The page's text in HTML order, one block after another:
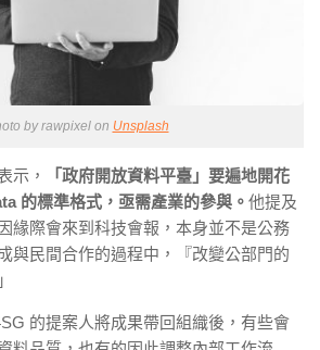
by rawpixel on Unsplash
示，
「政府開放資料平臺」要遍地開花
的標準格式，亟需產業的參與。 他提及
緣際會來到科技會報，本身並不是公務
與民間合作的過程中，『改變公部門的
的提案人將成果帶回組織後，有些會